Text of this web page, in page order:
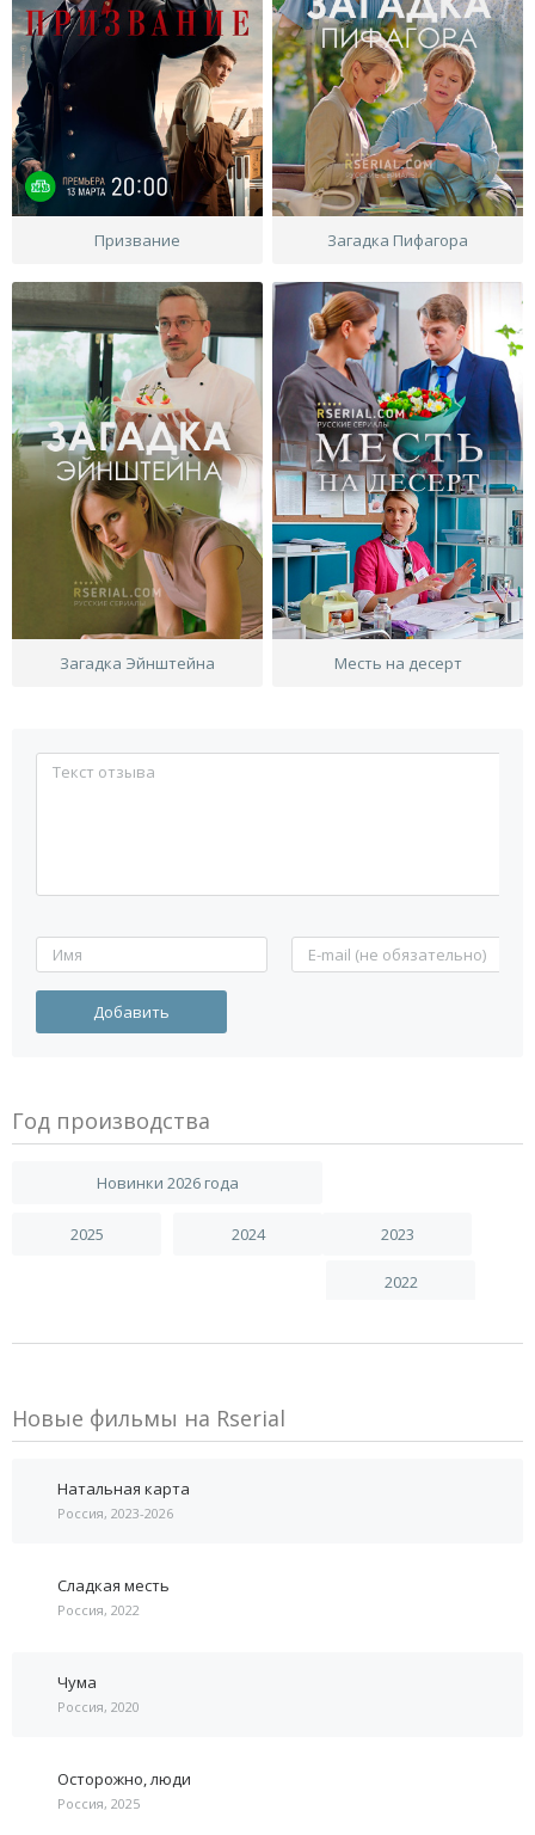
Призвание Загадка Пифагора
Загадка Эйнштейна Месть на десерт
Год производства
Новинки 2026 года
2025 2024 2023
2022
Новые фильмы на Rserial
Натальная карта
Россия, 2023-2026
Сладкая месть
Россия, 2022
Чума
Россия, 2020
Осторожно, люди
Россия, 2025